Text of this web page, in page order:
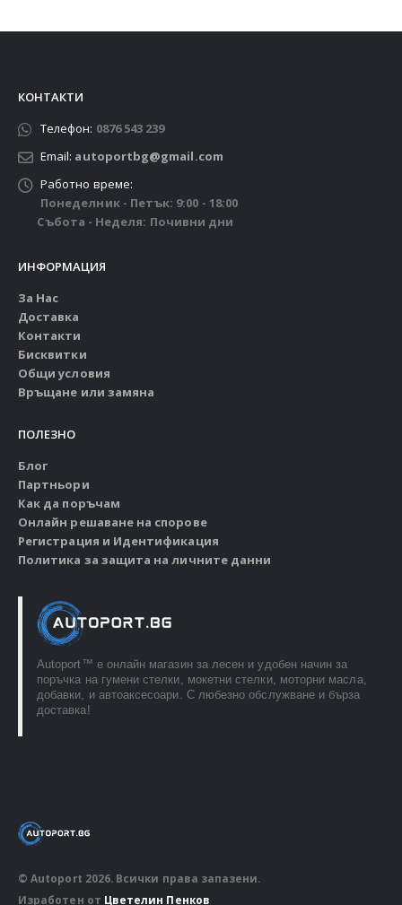
КОНТАКТИ
Телефон: 0876 543 239
Email: autoportbg@gmail.com
Работно време:
Понеделник - Петък: 9:00 - 18:00
Събота - Неделя: Почивни дни
ИНФОРМАЦИЯ
За Нас
Доставка
Контакти
Бисквитки
Общи условия
Връщане или замяна
ПОЛЕЗНО
Блог
Партньори
Как да поръчам
Онлайн решаване на спорове
Регистрация и Идентификация
Политика за защита на личните данни
Autoport™ e онлайн магазин за лесен и удобен начин за
поръчка на гумени стелки, мокетни стелки, моторни масла,
добавки, и автоаксесоари. С любезно обслужване и бърза
доставка!
© Autoport 2026. Всички права запазени.
Изработен от Цветелин Пенков